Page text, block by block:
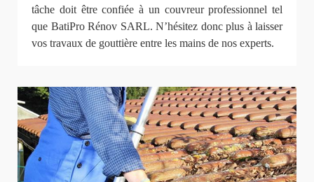
tâche doit être confiée à un couvreur professionnel tel
que BatiPro Rénov SARL. N’hésitez donc plus à laisser
vos travaux de gouttière entre les mains de nos experts.